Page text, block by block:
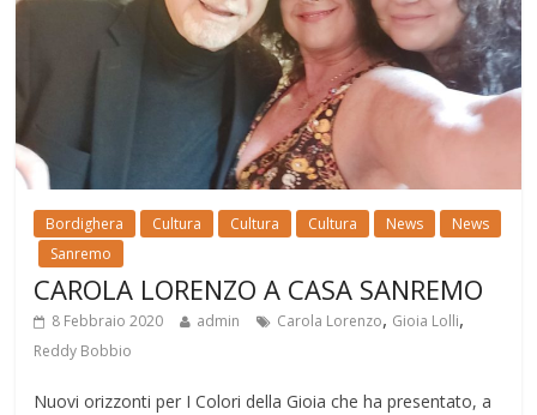
Bordighera Cultura Cultura Cultura News
News
Sanremo
CAROLA LORENZO A CASA SANREMO
8 Febbraio 2020 admin Carola Lorenzo, Gioia Lolli,
Reddy Bobbio
Nuovi orizzonti per I Colori della Gioia che ha presentato, a